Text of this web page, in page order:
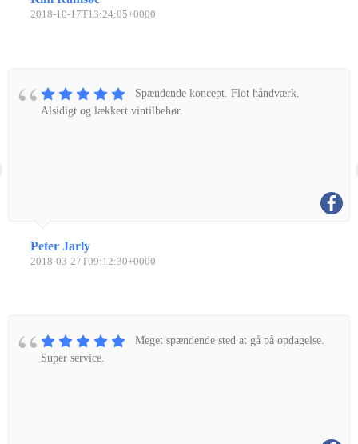
2018-10-17T13:24:05+0000
Spændende koncept. Flot håndværk.
Alsidigt og lækkert vintilbehør.
Peter Jarly
2018-03-27T09:12:30+0000
Meget spændende sted at gå på opdagelse.
Super service.